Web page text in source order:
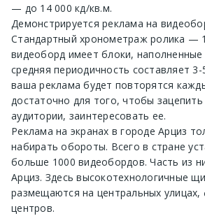
— до 14 000 кд/кв.м.
Демонстрируется реклама на
Стандартный хронометраж ролика —
видеоборд имеет блоки,
средняя периодичность составляет
ваша реклама будет повторятся
достаточно для того, чтобы
аудитории, заинтересовать ее.
Реклама на экранах в городе Арциз
набирать обороты. Всего в стране
больше 1000 видеобордов. Часть из
Арциз. Здесь высокотехнологичные
размещаются на центральных улицах,
центров.